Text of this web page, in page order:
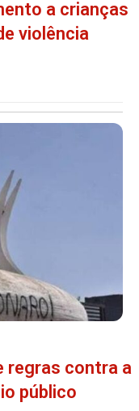
a crianças
violência
regras contra a
público